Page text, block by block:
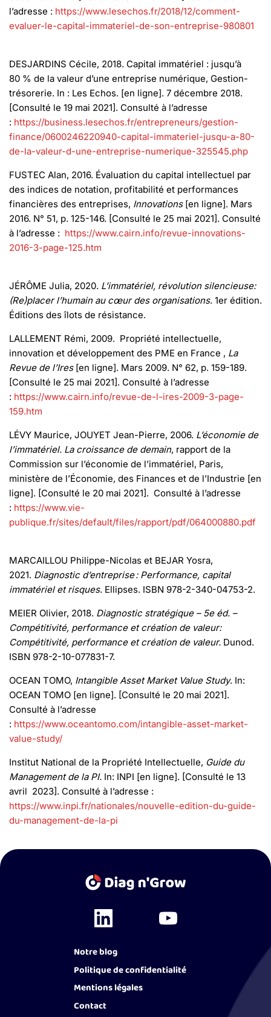
l’adresse : https://www.lesechos.fr/2018/12/comment-
evaluer-le-capital-immateriel-de-son-entreprise-980801
DESJARDINS Cécile, 2018. Capital immatériel : jusqu’à
80 % de la valeur d’une entreprise numérique, Gestion-
trésorerie. In : Les Echos. [en ligne]. 7 décembre 2018.
[Consulté le 19 mai 2021]. Consulté à l’adresse
: https://business.lesechos.fr/entrepreneurs/gestion-
finance/0600246220940-capital-immateriel-jusqu-a-80-
de-la-valeur-d-une-entreprise-numerique-325545.php
FUSTEC Alan, 2016. Évaluation du capital intellectuel par
des indices de notation, profitabilité et performances
financières des entreprises, Innovations[en ligne]. Mars
2016. N° 51, p. 125-146. [Consulté le 25 mai 2021]. Consulté
à l’adresse : https://www.cairn.info/revue-innovations-
2016-3-page-125.htm
JÉRÔME Julia, 2020. L’immatériel, révolution silencieuse:
(Re)placer l’humain au cœur des organisations. 1er édition.
Éditions des îlots de résistance.
LALLEMENT Rémi, 2009. Propriété intellectuelle,
innovation et développement des PME en France , La
Revue de l’Ires[en ligne]. Mars 2009. N° 62, p. 159-189.
[Consulté le 25 mai 2021]. Consulté à l’adresse
: https://www.cairn.info/revue-de-l-ires-2009-3-page-
159.htm
LÉVY Maurice, JOUYET Jean-Pierre, 2006. L’économie de
l’immatériel. La croissance de demain, rapport de la
Commission sur l’économie de l’immatériel, Paris,
ministère de l’Économie, des Finances et de l’Industrie [en
ligne]. [Consulté le 20 mai 2021]. Consulté à l’adresse
: https://www.vie-
publique.fr/sites/default/files/rapport/pdf/064000880.pdf
MARCAILLOU Philippe-Nicolas et BEJAR Yosra,
2021. Diagnostic d’entreprise : Performance, capital
immatériel et risques. Ellipses. ISBN 978-2-340-04753-2.
MEIER Olivier, 2018. Diagnostic stratégique – 5e éd. –
Compétitivité, performance et création de valeur:
Compétitivité, performance et création de valeur. Dunod.
ISBN 978-2-10-077831-7.
OCEAN TOMO, Intangible Asset Market Value Study. In:
OCEAN TOMO [en ligne]. [Consulté le 20 mai 2021].
Consulté à l’adresse
: https://www.oceantomo.com/intangible-asset-market-
value-study/
Institut National de la Propriété Intellectuelle, Guide du
Management de la PI. In: INPI [en ligne]. [Consulté le 13
avril 2023]. Consulté à l’adresse :
https://www.inpi.fr/nationales/nouvelle-edition-du-guide-
du-management-de-la-pi
Notre blog
Politique de confidentialité
Mentions légales
Contact